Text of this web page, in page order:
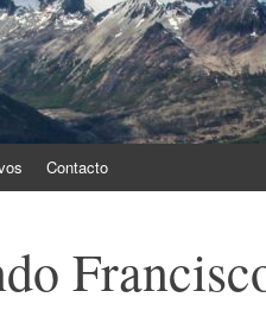
Contacto